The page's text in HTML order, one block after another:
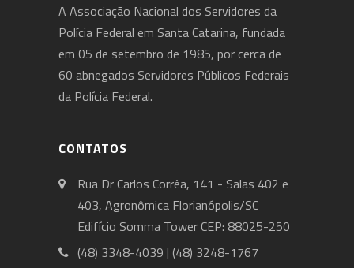
A Associação Nacional dos Servidores da
Polícia Federal em Santa Catarina, fundada
em 05 de setembro de 1985, por cerca de
60 abnegados Servidores Públicos Federais
da Polícia Federal.
CONTATOS
Rua Dr Carlos Corrêa, 141 - Salas 402 e
403, Agronômica Florianópolis/SC
Edifício Somma Tower CEP: 88025-250
(48) 3348-4039 | (48) 3248-1767